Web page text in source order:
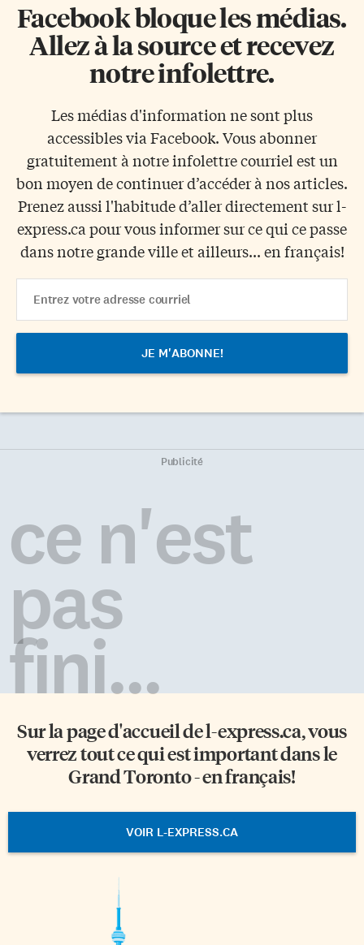
Facebook bloque les médias.
Allez à la source et recevez
notre infolettre.
Les médias d'information ne sont plus
accessibles via Facebook. Vous abonner
gratuitement à notre infolettre courriel est un
bon moyen de continuer d’accéder à nos articles.
Prenez aussi l'habitude d’aller directement sur l-
express.ca pour vous informer sur ce qui ce passe
dans notre grande ville et ailleurs... en français!
Address
Publicité
ce n'est
pas
fini...
Sur la page d'accueil del-express.ca, vous
verrez tout ce qui est important dans le
Grand Toronto - en français!
VOIR L-EXPRESS.CA